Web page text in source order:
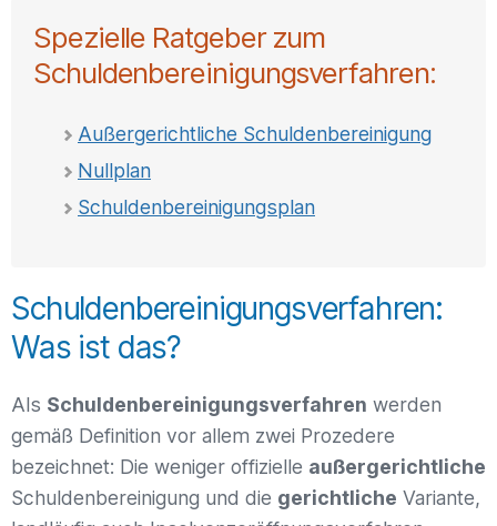
Spezielle Ratgeber zum
Schuldenbereinigungsverfahren:
Außergerichtliche Schuldenbereinigung
Nullplan
Schuldenbereinigungsplan
Schuldenbereinigungsverfahren:
Was ist das?
Als Schuldenbereinigungsverfahren werden
gemäß Definition vor allem zwei Prozedere
bezeichnet: Die weniger offizielle außergerichtliche
Schuldenbereinigung und die gerichtliche Variante,